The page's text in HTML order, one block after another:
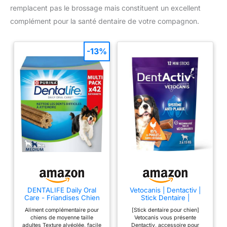
antiparasitaires, anti-stress)
dédiée au bien-être animal
remplacent pas le brossage mais constituent un excellent
complément pour la santé dentaire de votre compagnon.
DENTALIFE Daily Oral
Care - Friandises Chien
Bâtonnets
Aliment complémentaire pour
chiens de moyenne taille
adultes Texture alvéolée, facile
-13%
Vetocanis | Dentactiv |
Stick Dentaire |
Gourmandes | Hygiène et
Santé | Riche en Viande |
[Stick dentaire pour chien]
Vetocanis vous présente
Dentactiv, accessoire pour